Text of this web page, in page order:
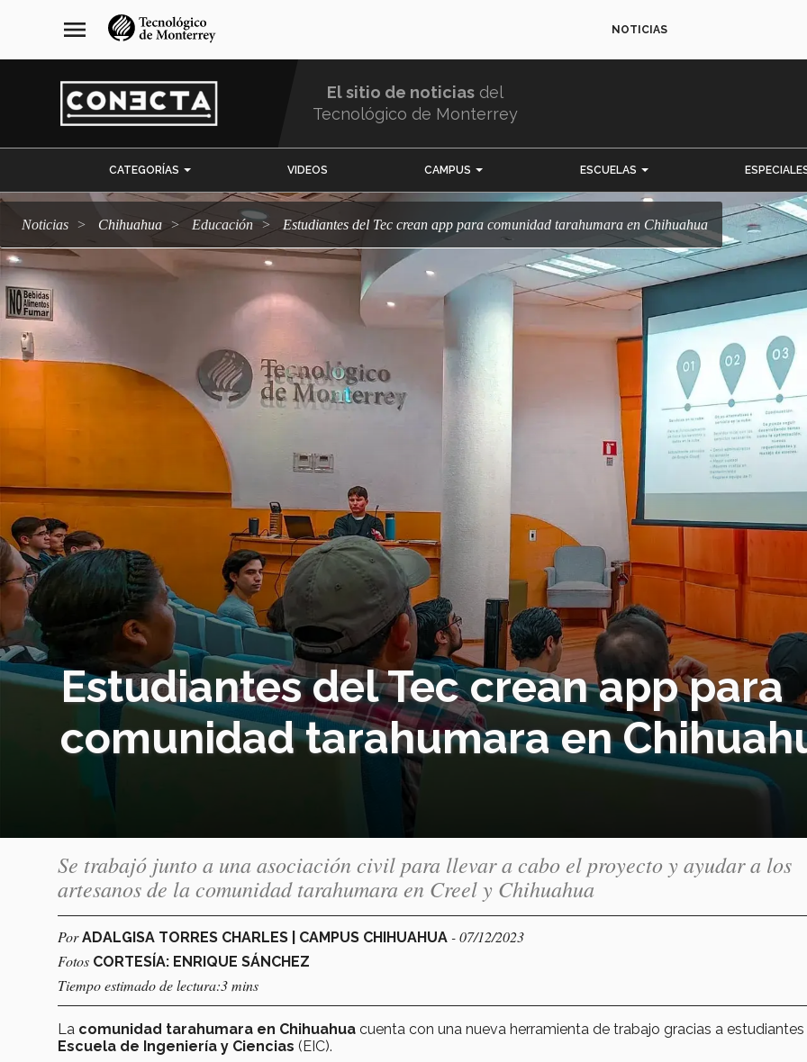
navegación
principal
menu NOTICIAS
El sitio de noticias del
Tecnológico de Monterrey
CATEGORÍAS VIDEOS CAMPUS ESCUELAS
Noticias Chihuahua Educación Estudiantes del Tec crean app para comunidad tarahumara en Chihuahua
Estudiantes del Tec crean app para
comunidad tarahumara en
Se trabajó junto a una asociación civil para llevar a cabo el proyecto y ayudar a los
artesanos de la comunidad tarahumara en Creel y Chihuahua
PorADALGISA TORRES CHARLES | CAMPUS CHIHUAHUA - 07/12/2023
Fotos CORTESÍA: ENRIQUE SÁNCHEZ
Tiempo estimado de lectura:3 mins
La comunidad tarahumara en Chihuahua cuenta con una nueva herramienta de trabajo gracias a estudiantes
Escuela de Ingeniería y Ciencias (EIC).